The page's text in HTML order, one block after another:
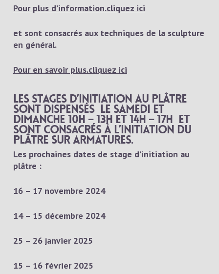
Pour plus d’information.cliquez ici
et sont consacrés aux techniques de la sculpture
en général.
Pour en savoir plus.cliquez ici
Les stages d’initiation au plâtre
sont dispensés le samedi et
dimanche 10h – 13h et 14h – 17h et
sont consacrés à l’initiation du
plâtre sur armatures.
Les prochaines dates de stage d’initiation au
plâtre :
16 – 17 novembre 2024
14 – 15 décembre 2024
25 – 26 janvier 2025
15 – 16 février 2025